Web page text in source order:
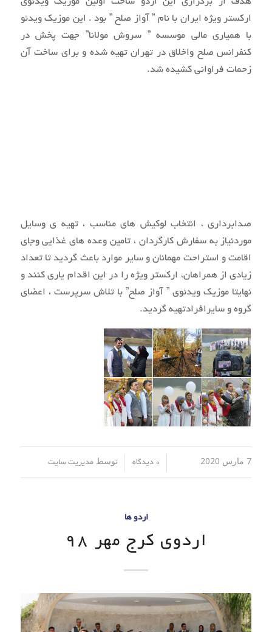
ارکستر ویژه ایران با نام ” آواز صلح ” بود . این موزیک ویدئو
با همیاری مالی موسسه ” سروش مولانا” جهت پخش در
کنفرانس صلح واخلاق در تهران تهیه شده و برای ساخت آن
زحمات فراوانی کشیده شد.
صدابرداری ، انتخاب لوکیش های مناسب ، تهیه ی وسایل
موردنیاز به سفارش کارگردان ، تامین وعده های غذایی وجای
اقامت و استراحت مهمانان و سایر موارد باعث گردید تا تعداد
زیادی از همراهان، ارکستر ویژه را در این اقدام یاری کنند و
نهایتا موزیک ویدئوی ” آواز صلح” با تلاش سرپرست ، اعضای
گروه و سایرافرادتهیه گردید.
7 مارس 2020 / 0 دیدگاه توسط مدیریت سایت
اردو ها
اردوی کرج مهر 98